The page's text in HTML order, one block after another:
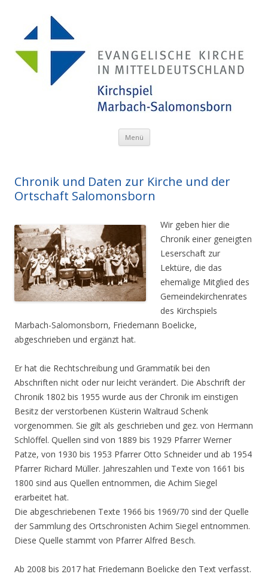
Menü
Chronik und Daten zur Kirche und der
Ortschaft Salomonsborn
Wir geben hier die
Chronik einer geneigten
Leserschaft zur
Lektüre, die das
ehemalige Mitglied des
Gemeindekirchenrates
des Kirchspiels
Marbach-Salomonsborn, Friedemann Boelicke,
abgeschrieben und ergänzt hat.
Er hat die Rechtschreibung und Grammatik bei den
Abschriften nicht oder nur leicht verändert. Die Abschrift der
Chronik 1802 bis 1955 wurde aus der Chronik im einstigen
Besitz der verstorbenen Küsterin Waltraud Schenk
vorgenommen. Sie gilt als geschrieben und gez. von Hermann
Schlöffel. Quellen sind von 1889 bis 1929 Pfarrer Werner
Patze, von 1930 bis 1953 Pfarrer Otto Schneider und ab 1954
Pfarrer Richard Müller. Jahreszahlen und Texte von 1661 bis
1800 sind aus Quellen entnommen, die Achim Siegel
erarbeitet hat.
Die abgeschriebenen Texte 1966 bis 1969/70 sind der Quelle
der Sammlung des Ortschronisten Achim Siegel entnommen.
Diese Quelle stammt von Pfarrer Alfred Besch.
Ab 2008 bis 2017 hat Friedemann Boelicke den Text verfasst.